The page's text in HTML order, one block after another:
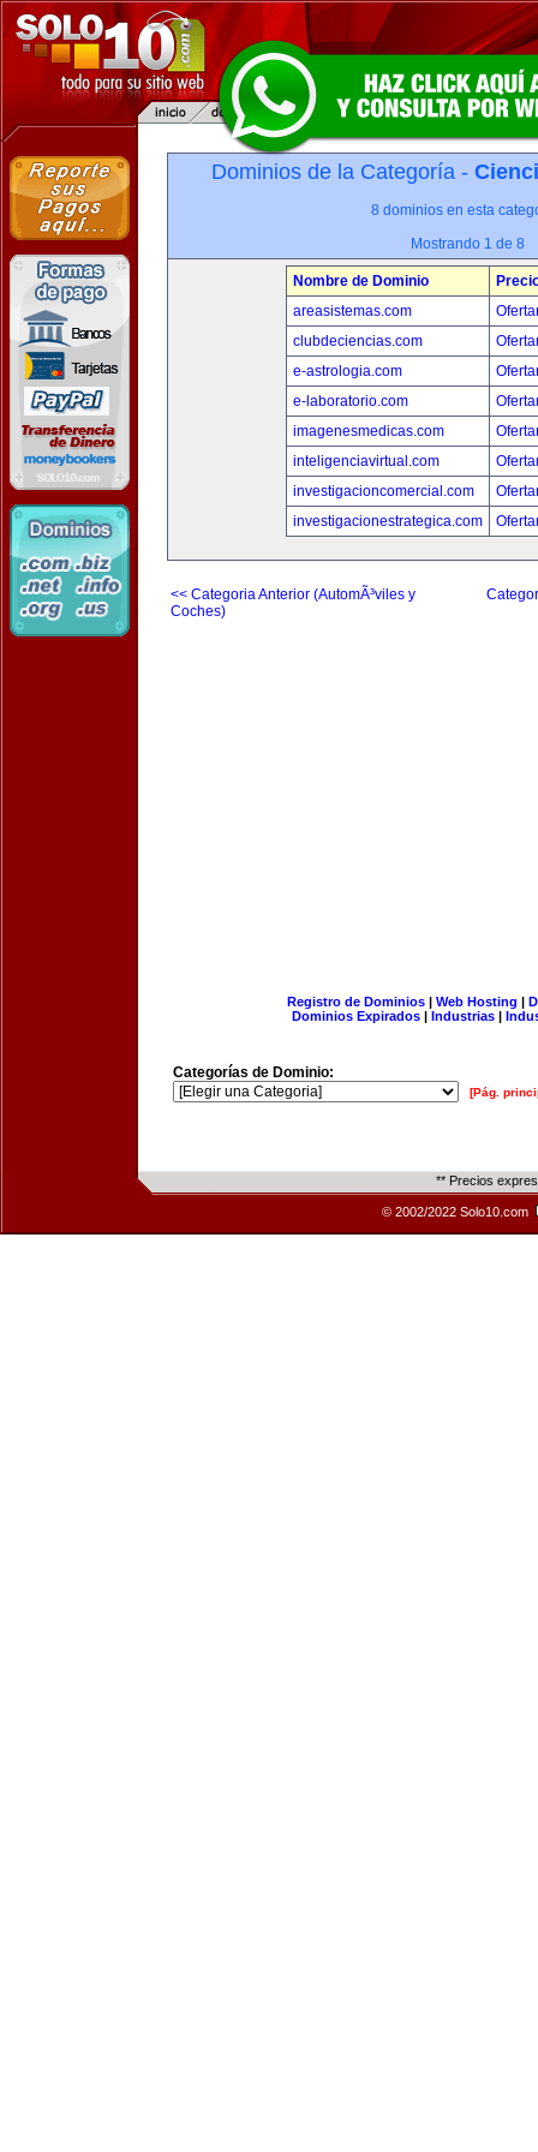
Dominios de la Categoría -
8 dominios en esta
Mostrando 1 de 8
Nombre de Dominio
areasistemas.com
clubdeciencias.com
e-astrologia.com
e-laboratorio.com
imagenesmedicas.com
inteligenciavirtual.com
investigacioncomercial.com
investigacionestrategica.com
<< Categoria Anterior (AutomÃ³viles y
Coches)
Registro de Dominios| Web Hosting |
Dominios Expirados | Industrias |
Categorías de Dominio:
[Pág.
** Precios
© 2002/2022 Solo10.com